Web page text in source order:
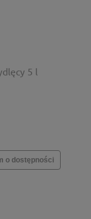
5 l
o dostępności